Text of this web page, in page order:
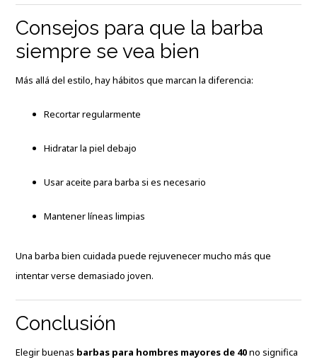
Consejos para que la barba
siempre se vea bien
Más allá del estilo, hay hábitos que marcan la diferencia:
Recortar regularmente
Hidratar la piel debajo
Usar aceite para barba si es necesario
Mantener líneas limpias
Una barba bien cuidada puede rejuvenecer mucho más que
intentar verse demasiado joven.
Conclusión
Elegir buenas barbas para hombres mayores de 40no significa